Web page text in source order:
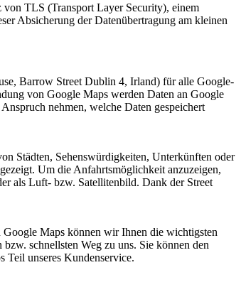
TLS (Transport Layer Security), einem
Absicherung der Datenübertragung am kleinen
Barrow Street Dublin 4, Irland) für alle Google-
von Google Maps werden Daten an Google
nehmen, welche Daten gespeichert
Städten, Sehenswürdigkeiten, Unterkünften oder
Um die Anfahrtsmöglichkeit anzuzeigen,
als Luft- bzw. Satellitenbild. Dank der Street
Maps können wir Ihnen die wichtigsten
schnellsten Weg zu uns. Sie können den
Teil unseres Kundenservice.